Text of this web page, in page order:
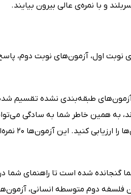
و با نمره‌ی عالی بیرون بیایند.
اول، آزمون‌های نوبت دوم،
طبقه‌بندی نشده تقسیم
طبقه‌بندی شده‌اند، به همین خاطر شما به
درس‌نامه‌ی کتاب
گنجانده شده است تا راهنمای شما
فلسفه دوم متوسطه انسانی،